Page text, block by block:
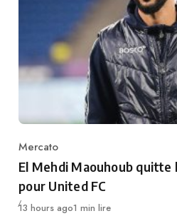
Category
Mercato
El Mehdi Maouhoub quitte
pour United FC
Publié
13 hours ago1 min lire